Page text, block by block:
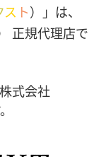
ス ト）」は、
正規代理店で
式会社